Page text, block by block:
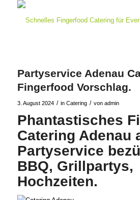
Partyservice Adenau
Fingerfood Vorschlag.
3. August 2024 / in Catering / von admin
Phantastisches
Catering Adenau
Partyservice
BBQ, Grillpartys,
Hochzeiten.